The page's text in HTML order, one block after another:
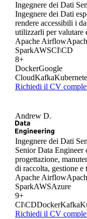
Ingegnere dei Dati
Ingegnere dei Dati
rendere accessibili i
utilizzarli per valutare
Apache Airflow
SparkAWSCI\CD
8+
DockerGoogle
CloudKafka
Richiedi il CV
Andrew D.
Ingegnere dei Dati
Senior Data Engineer
progettazione,
di raccolta, gestione e
Apache Airflow
SparkAWSAzure
9+
CI\CDDockerKafka
Richiedi il CV